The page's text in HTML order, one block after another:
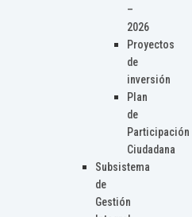
–
2026
Proyectos
de
inversión
Plan
de
Participación
Ciudadana
Subsistema
de
Gestión